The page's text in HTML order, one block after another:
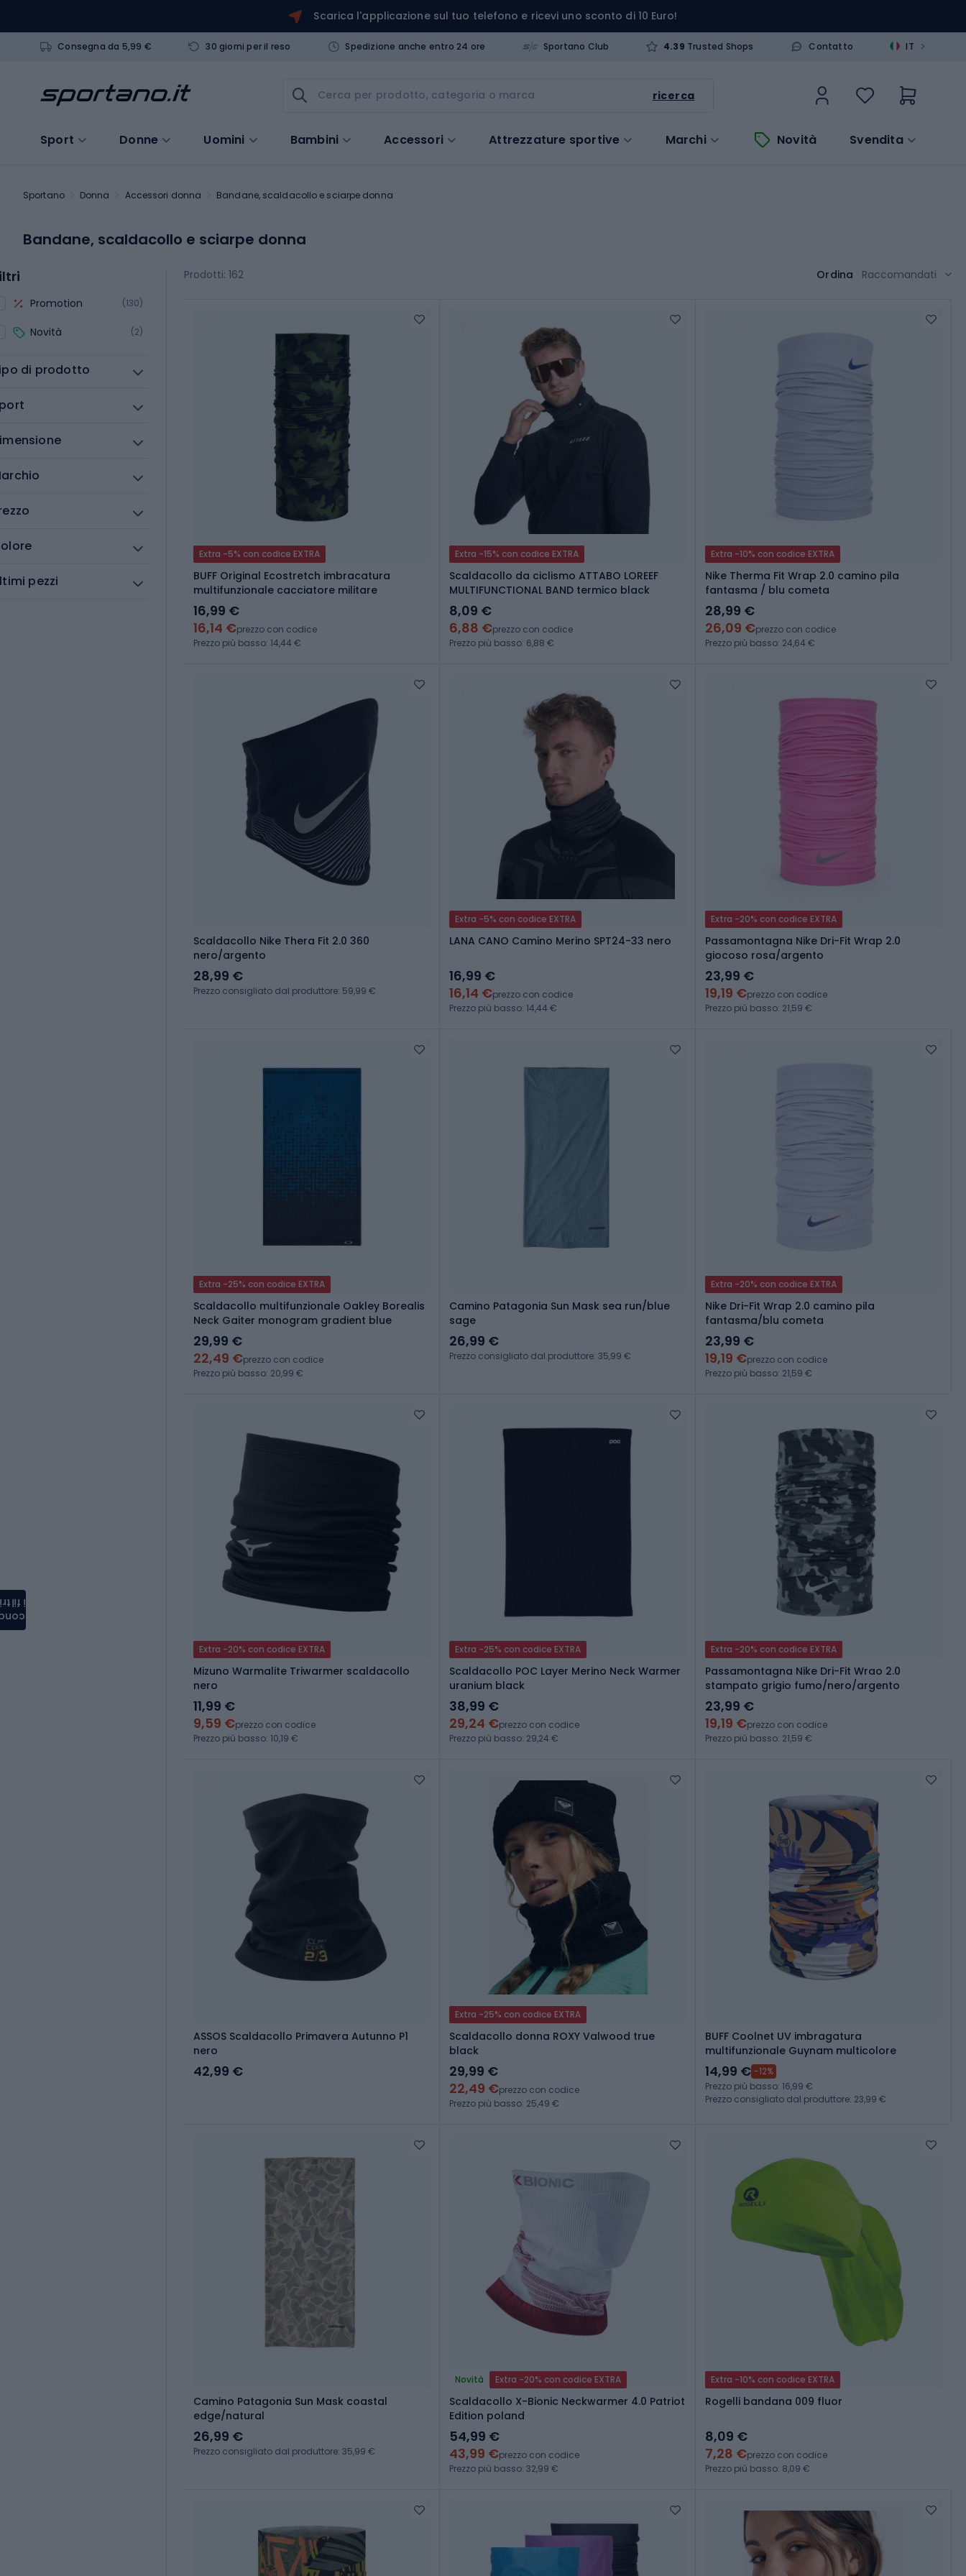
Scarica l'applicazione sul tuo telefono e ricevi uno sconto di 10 Euro!
Consegna da 5,99 € 30 giorni per il reso Spedizione anche entro 24 ore Sportano Club 4.39 Trusted Shops Contatto IT >
ricerca
Sport Donne Uomini Bambini Accessori Attrezzature sportive Marchi Novità Svendita
Sportano Donna Accessori donna Bandane, scaldacollo e sciarpe donna
Bandane, scaldacollo e sciarpe donna
Promotion (130)
Novità (2)
di prodotto
pezzi
Prodotti: 162 Ordina Raccomandati
Extra -5% con codice EXTRA
BUFF Original Ecostretch imbracatura
multifunzionale cacciatore militare
16,99 €
16,14 €prezzo con codice
Prezzo più basso: 14,44 €
Extra -15% con codice EXTRA
Scaldacollo da ciclismo ATTABO LOREEF
MULTIFUNCTIONAL BAND termico black
8,09 €
6,88 €prezzo con codice
Prezzo più basso: 6,88 €
Extra -10% con codice EXTRA
Nike Therma Fit Wrap 2.0 camino pila
fantasma / blu cometa
28,99 €
26,09 €prezzo con codice
Prezzo più basso: 24,64 €
Scaldacollo Nike Thera Fit 2.0 360
nero/argento
28,99 €
Prezzo consigliato dal produttore: 59,99 €
Extra -5% con codice EXTRA
LANA CANO Camino Merino SPT24-33 nero
16,99 €
16,14 €prezzo con codice
Prezzo più basso: 14,44 €
Extra -20% con codice EXTRA
Passamontagna Nike Dri-Fit Wrap 2.0
giocoso rosa/argento
23,99 €
19,19 €prezzo con codice
Prezzo più basso: 21,59 €
Extra -25% con codice EXTRA
Scaldacollo multifunzionale Oakley Borealis
Neck Gaiter monogram gradient blue
29,99 €
22,49 €prezzo con codice
Prezzo più basso: 20,99 €
Camino Patagonia Sun Mask sea run/blue
sage
26,99 €
Prezzo consigliato dal produttore: 35,99 €
Extra -20% con codice EXTRA
Nike Dri-Fit Wrap 2.0 camino pila
fantasma/blu cometa
23,99 €
19,19 €prezzo con codice
Prezzo più basso: 21,59 €
Extra -20% con codice EXTRA
Mizuno Warmalite Triwarmer scaldacollo
nero
11,99 €
9,59 €prezzo con codice
Prezzo più basso: 10,19 €
Extra -25% con codice EXTRA
Scaldacollo POC Layer Merino Neck Warmer
uranium black
38,99 €
29,24 €prezzo con codice
Prezzo più basso: 29,24 €
Extra -20% con codice EXTRA
Passamontagna Nike Dri-Fit Wrao 2.0
stampato grigio fumo/nero/argento
23,99 €
19,19 €prezzo con codice
Prezzo più basso: 21,59 €
ASSOS Scaldacollo Primavera Autunno P1
nero
42,99 €
Extra -25% con codice EXTRA
Scaldacollo donna ROXY Valwood true
black
29,99 €
22,49 €prezzo con codice
Prezzo più basso: 25,49 €
BUFF Coolnet UV imbragatura
multifunzionale Guynam multicolore
14,99 € -12%
Prezzo più basso: 16,99 €
Prezzo consigliato dal produttore: 23,99 €
Camino Patagonia Sun Mask coastal
edge/natural
26,99 €
Prezzo consigliato dal produttore: 35,99 €
Novità Extra -20% con codice EXTRA
Scaldacollo X-Bionic Neckwarmer 4.0 Patriot
Edition poland
54,99 €
43,99 €prezzo con codice
Prezzo più basso: 32,99 €
Extra -10% con codice EXTRA
Rogelli bandana 009 fluor
8,09 €
7,28 €prezzo con codice
Prezzo più basso: 8,09 €
i filtri